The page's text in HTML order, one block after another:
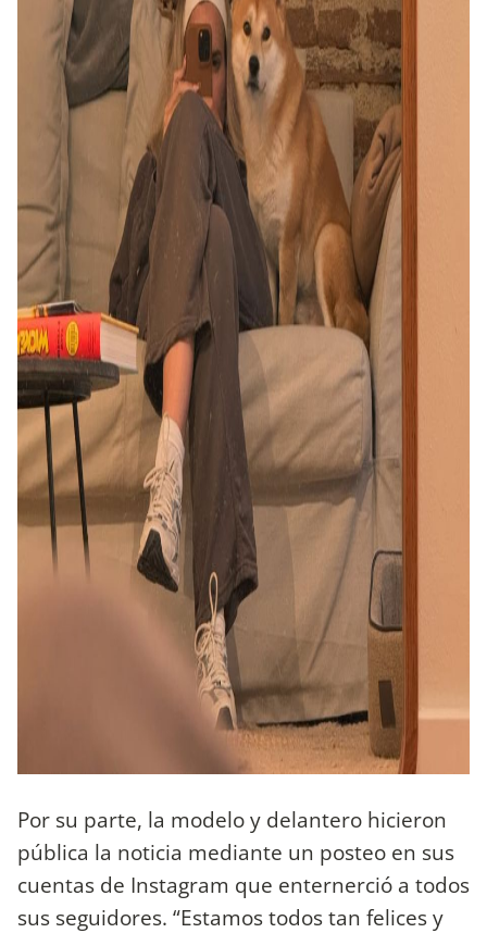
Por su parte, la modelo y delantero hicieron
pública la noticia mediante un posteo en sus
cuentas de Instagram que enternerció a todos
sus seguidores. “Estamos todos tan felices y